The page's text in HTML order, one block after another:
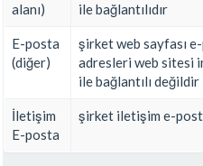
alanı)
ile bağlantılıdır
E-posta
(diğer)
şirket web sayfası
adresleri web sitesi
ile bağlantılı değildir
İletişim
E-posta
şirket iletişim e-